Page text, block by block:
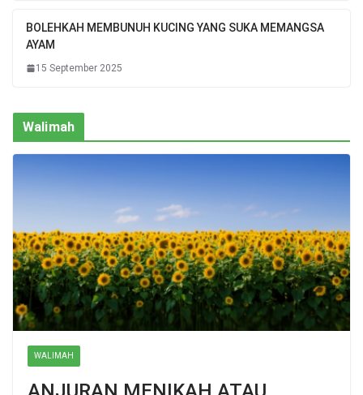
BOLEHKAH MEMBUNUH KUCING YANG SUKA MEMANGSA
AYAM
15 September 2025
Walimah
WALIMAH